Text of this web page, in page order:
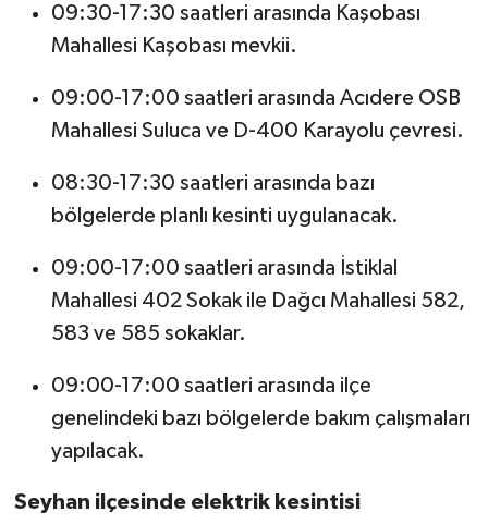
09:30-17:30 saatleri arasında Kaşobası
Mahallesi Kaşobası mevkii.
09:00-17:00 saatleri arasında Acıdere OSB
Mahallesi Suluca ve D-400 Karayolu çevresi.
08:30-17:30 saatleri arasında bazı
bölgelerde planlı kesinti uygulanacak.
09:00-17:00 saatleri arasında İstiklal
Mahallesi 402 Sokak ile Dağcı Mahallesi 582,
583 ve 585 sokaklar.
09:00-17:00 saatleri arasında ilçe
genelindeki bazı bölgelerde bakım çalışmaları
yapılacak.
Seyhan ilçesinde elektrik kesintisi